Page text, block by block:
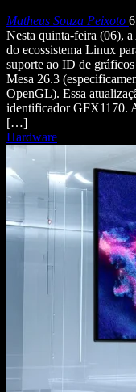
Matheus Souza Peixoto
Nesta quinta-feira (06),
do ecossistema Linux
suporte ao ID de
Mesa 26.3
OpenGL). Essa
identificador GFX1170.
[…]
Hardware